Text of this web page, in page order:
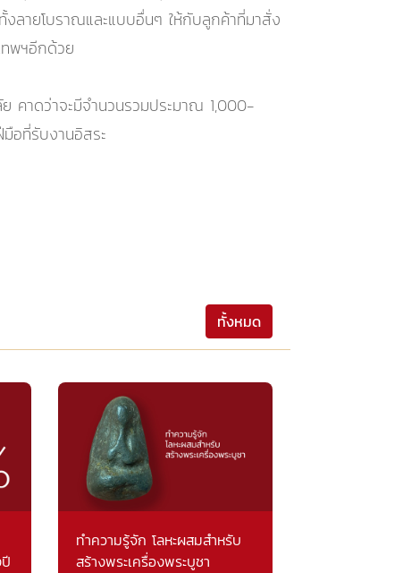
งลายโบราณและแบบอื่นๆ ให้กับลูกค้าที่มาสั่ง
ทพฯอีกด้วย
คาดว่าจะมีจำนวนรวมประมาณ 1,000-
อที่รับงานอิสระ
ทั้งหมด
ทำความรู้จัก โลหะผสมสำหรับ
สร้างพระเครื่องพระบูชา